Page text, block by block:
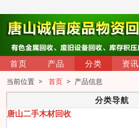
首页 产品 分类 资讯
当前位置 >首页 > 产品信息
分类导航
唐山二手木材回收